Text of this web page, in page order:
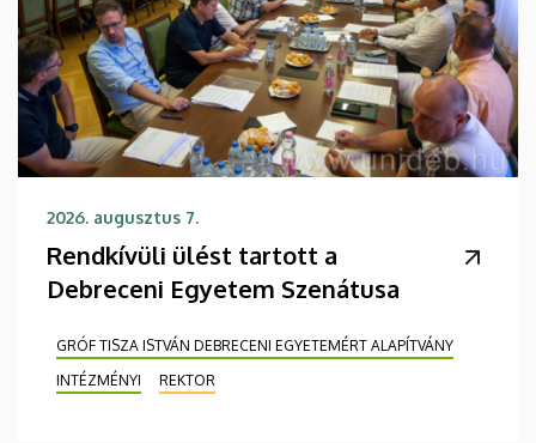
2026. augusztus 7.
Rendkívüli ülést tartott a
Debreceni Egyetem Szenátusa
GRÓF TISZA ISTVÁN DEBRECENI EGYETEMÉRT ALAPÍTVÁNY
INTÉZMÉNYI
REKTOR